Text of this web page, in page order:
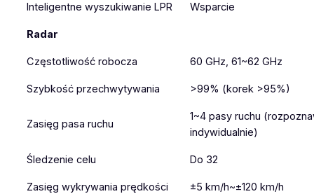
Inteligentne wyszukiwanie LPR Wsparcie
Radar
Częstotliwość robocza 60 GHz, 61~62 GHz
Szybkość przechwytywania >99% (korek >95%)
Zasięg pasa ruchu
1~4 pasy ruchu
indywidualnie)
Śledzenie celu Do 32
Zasięg wykrywania prędkości ±5 km/h~±120 km/h